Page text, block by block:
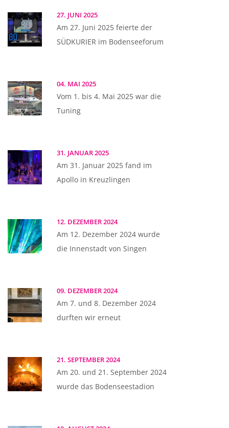
27. JUNI 2025
Am 27. Juni 2025 feierte der
SÜDKURIER im Bodenseeforum
04. MAI 2025
Vom 1. bis 4. Mai 2025 war die
Tuning
31. JANUAR 2025
Am 31. Januar 2025 fand im
Apollo in Kreuzlingen
12. DEZEMBER 2024
Am 12. Dezember 2024 wurde
die Innenstadt von Singen
09. DEZEMBER 2024
Am 7. und 8. Dezember 2024
durften wir erneut
21. SEPTEMBER 2024
Am 20. und 21. September 2024
wurde das Bodenseestadion